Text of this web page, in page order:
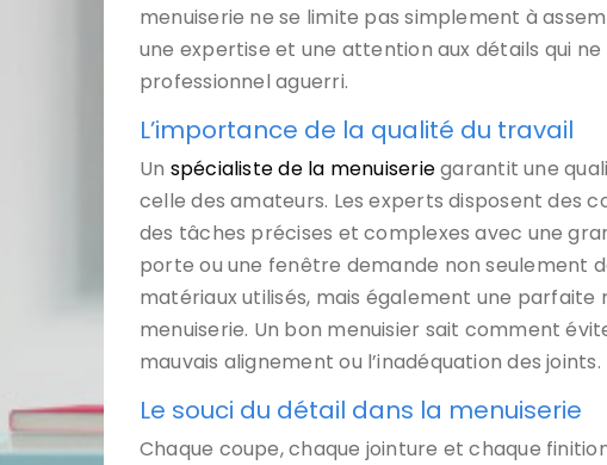
menuiserie ne se limite pas simplement à
une expertise et une attention aux détails qui
professionnel aguerri.
L’importance de la qualité du travail
Un spécialiste de la menuiseriegarantit une
celle des amateurs. Les experts disposent des
des tâches précises et complexes avec une
porte ou une fenêtre demande non seulement
matériaux utilisés, mais également une parfaite
menuiserie. Un bon menuisier sait comment
mauvais alignement ou l’inadéquation des joints.
Le souci du détail dans la menuiserie
Chaque coupe, chaque jointure et chaque